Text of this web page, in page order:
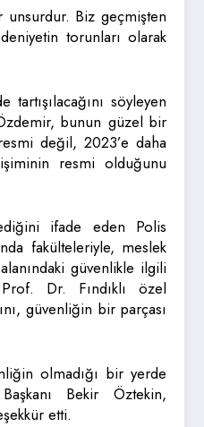
unsurdur. Biz geçmişten
torunları olarak
söyleyen
bunun güzel bir
değil, 2023’e daha
resmi olduğunu
ifade eden Polis
fakülteleriyle, meslek
güvenlikle ilgili
Dr. Fındıklı özel
güvenliğin bir parçası
olmadığı bir yerde
Bekir Öztekin,
etti.